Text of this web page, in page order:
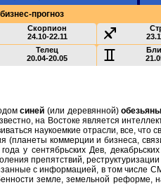
прогноз
Скорпион
24.10-22.11
Телец
20.04-20.05
синей (или деревянной)обезьяны
на Востоке является
наукоемкие отрасли, все,
(планеты коммерции и бизнеса,
у сентябрьских Дев,
препятствий,
с информацией, в том числе
земле, земельной реформе,